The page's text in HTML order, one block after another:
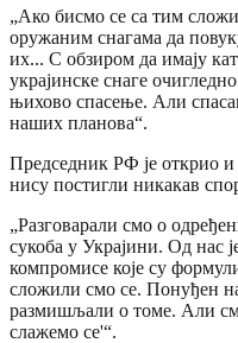
„Ако бисмо се са тим
оружаним снагама да
их... С обзиром да имају
украјинске снаге
њихово спасење. Али
наших планова“.
Председник РФ је открио
нису постигли никакав
„Разговарали смо о
сукоба у Украјини. Од нас
компромисе које су
сложили смо се. Понуђен
размишљали о томе. Али
слажемо се'“.